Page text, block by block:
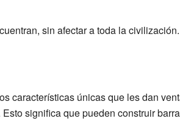
sin afectar a toda la civilización.
características únicas que les dan
significa que pueden construir